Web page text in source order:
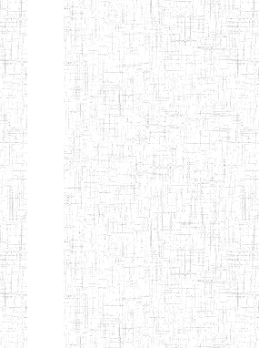
ENI
Chercher:
Effacer les filtres
Denomination
Type